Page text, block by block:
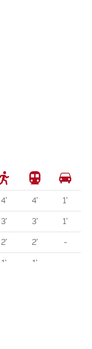
4' 4' 1'
3' 3' 1'
2' 2' -
1' 1'